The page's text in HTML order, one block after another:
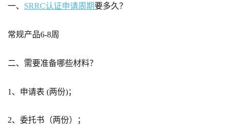
一、 SRRC认证申请周期要多久？
常规产品6-8周
二、需要准备哪些材料？
1、申请表 (两份)；
2、委托书（两份）；